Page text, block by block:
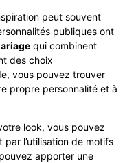
peut souvent
publiques ont
qui combinent
des choix
vous pouvez trouver
propre personnalité et à
look, vous pouvez
l’utilisation de motifs
apporter une